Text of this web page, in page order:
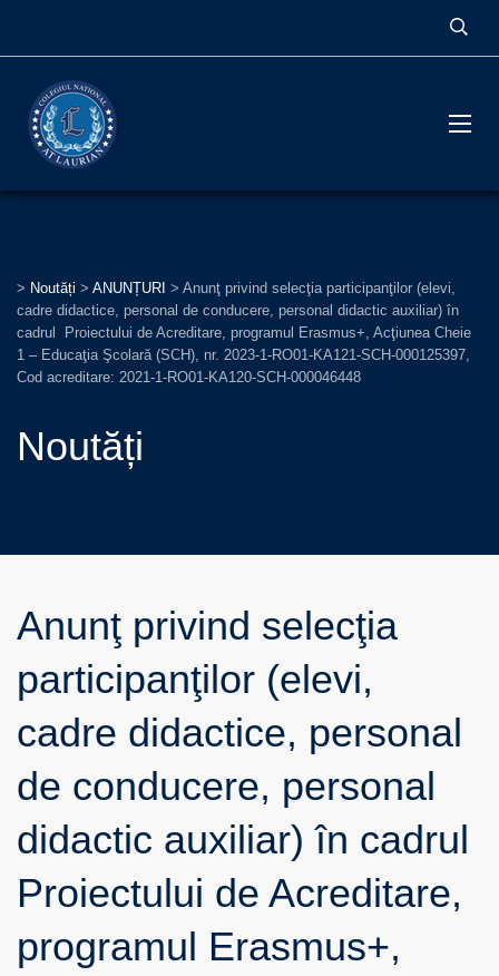
> Noutăți > ANUNȚURI > Anunţ privind selecţia participanţilor (elevi,
cadre didactice, personal de conducere, personal didactic auxiliar) în
cadrul Proiectului de Acreditare, programul Erasmus+, Acţiunea Cheie
1 – Educaţia Şcolară (SCH), nr. 2023-1-RO01-KA121-SCH-000125397,
Cod acreditare: 2021-1-RO01-KA120-SCH-000046448
Noutăți
Anunţ privind selecţia
participanţilor (elevi,
cadre didactice, personal
de conducere, personal
didactic auxiliar) în cadrul
Proiectului de Acreditare,
programul Erasmus+,